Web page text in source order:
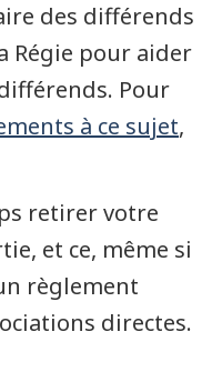
des différends
Régie pour aider
Pour
à ce sujet,
retirer votre
et ce, même si
règlement
directes.